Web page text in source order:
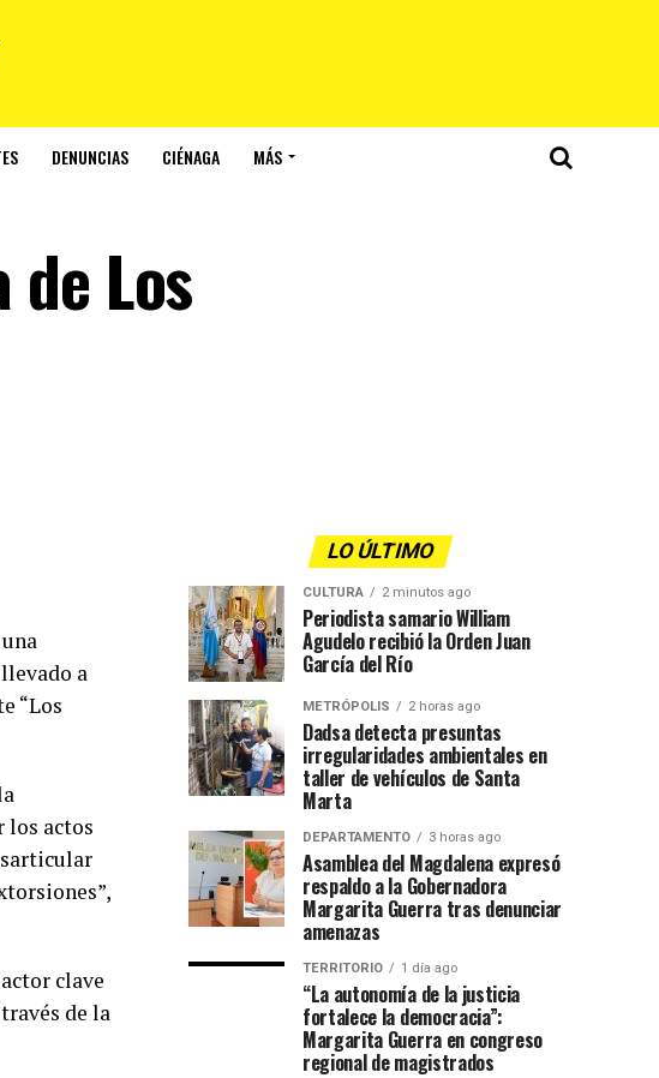
DENUNCIAS CIÉNAGA MÁS
Los
a
“Los
los actos
clave
de la
LO ÚLTIMO
CULTURA 2 minutos ago
Periodista samario William
Agudelo recibió la Orden Juan
García del Río
METRÓPOLIS 2 horas ago
Dadsa detecta presuntas
irregularidades ambientales en
taller de vehículos de Santa
Marta
DEPARTAMENTO 3 horas ago
Asamblea del Magdalena expresó
respaldo a la Gobernadora
Margarita Guerra tras denunciar
amenazas
TERRITORIO 1 día ago
“La autonomía de la justicia
fortalece la democracia”:
Margarita Guerra en congreso
regional de magistrados